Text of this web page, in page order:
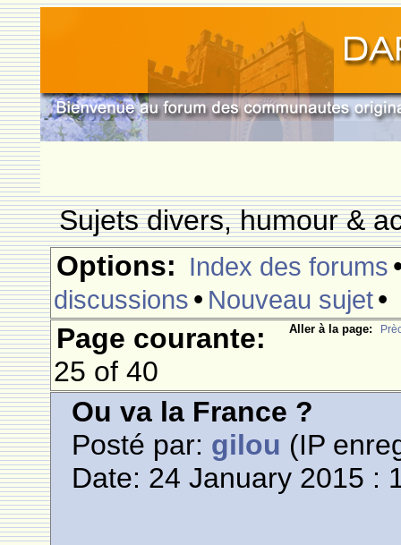
Sujets divers, humour &
Options: Index des forums
discussions • Nouveau sujet•
Aller à la page:
Page courante:
25 of 40
Ou va la France ?
Posté par: gilou (IP
Date: 24 January 2015 :